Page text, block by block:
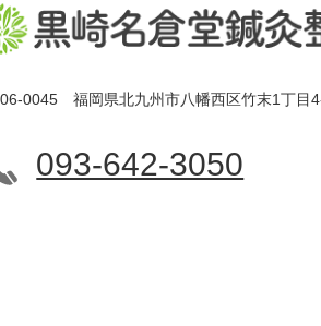
0045 福岡県北九州市八幡西区竹末1丁目
093-642-3050